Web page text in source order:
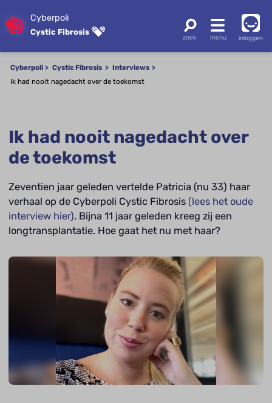
Cyberpoli
Cystic Fibrosis
inloggen
Cyberpoli Cystic Fibrosis
Interviews
Ik had nooit nagedacht over de toekomst
Ik had nooit nagedacht over
de toekomst
Zeventien jaar geleden vertelde Patricia (nu 33) haar
verhaal op de Cyberpoli Cystic Fibrosis (lees het oude
interview hier). Bijna 11 jaar geleden kreeg zij een
longtransplantatie. Hoe gaat het nu met haar?